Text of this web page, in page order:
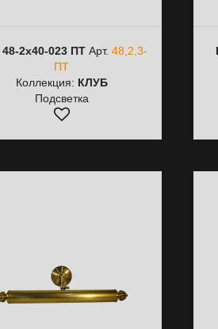
2х40-023 ПТ Арт.48,2,3-
ПТ
Коллекция: КЛУБ
Подсветка